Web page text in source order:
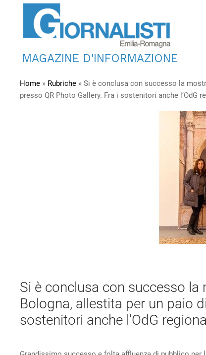
MAGAZINE D'INFORMAZIONE
Home » Rubriche » Si è conclusa con successo la
presso QR Photo Gallery. Fra i sostenitori anche l’OdG
Si è conclusa con successo
Bologna, allestita per un paio
sostenitori anche l’OdG